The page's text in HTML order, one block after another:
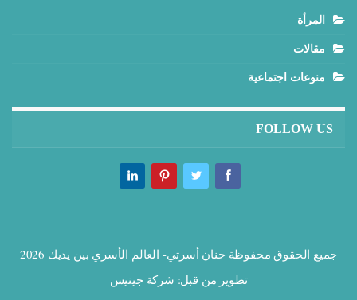
المرأة
مقالات
منوعات اجتماعية
FOLLOW US
جميع الحقوق محفوظة حنان أسرتي- العالم الأسري بين يديك 2026
تطوير من قبل: شركة جينيس